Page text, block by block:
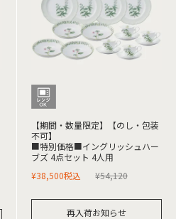
【期間・数量限定】【のし・包装
不可】
■特別価格■イングリッシュハー
ブズ 4点セット 4人用
¥54,120
¥38,500税込
再入荷お知らせ